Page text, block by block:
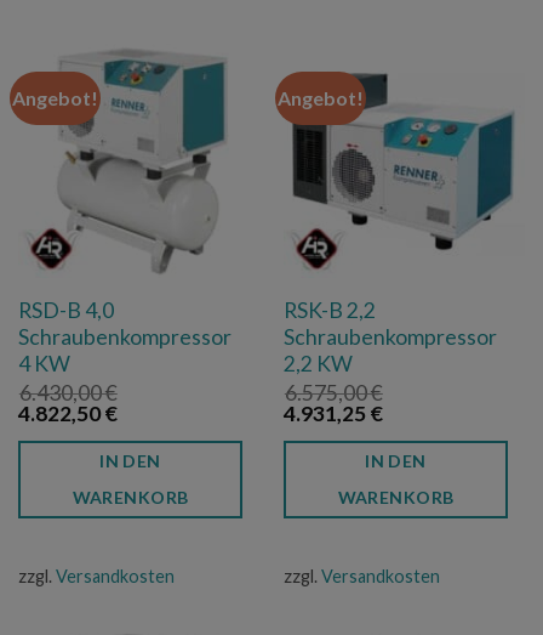
Angebot!
RSD-B 4,0
Schraubenkompressor
4 KW
6.430,00€
Ursprünglicher
6.430,00 €
4.822,50€Aktueller
ist:
4.822,50 €.
IN DEN
WARENKORB
zzgl. Versandkosten
Angebot!
RSK-B 2,2
Schraubenkompressor
2,2 KW
6.575,00€
Ursprünglicher
6.575,00 €
4.931,25€Aktueller
ist:
4.931,25 €.
IN DEN
WARENKORB
zzgl. Versandkosten